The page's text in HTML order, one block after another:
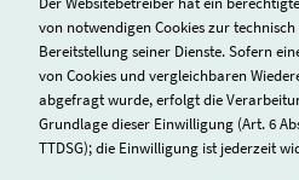
von notwendigen Cookies zur
Bereitstellung seiner Dienste. Sofern
von Cookies und vergleichbaren
abgefragt wurde, erfolgt die
Grundlage dieser Einwilligung (Art. 6
TTDSG); die Einwilligung ist jederzeit